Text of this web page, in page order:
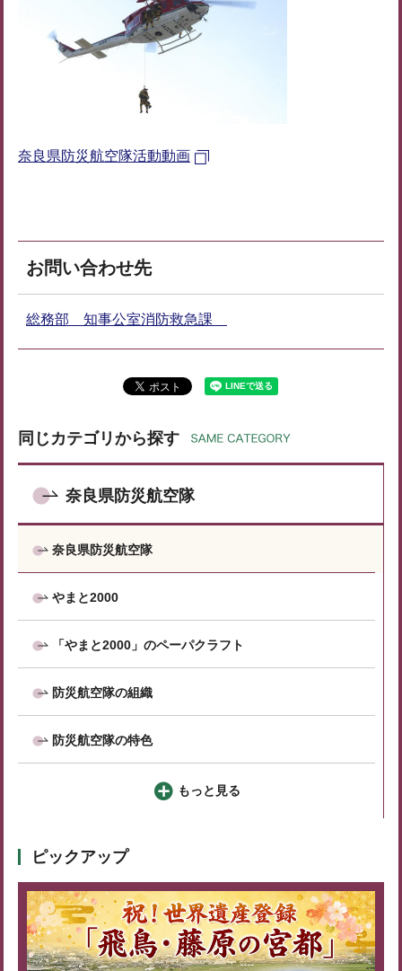
奈良県防災航空隊活動動画
お問い合わせ先
総務部 知事公室消防救急課
同じカテゴリから探す
奈良県防災航空隊
奈良県防災航空隊
やまと2000
「やまと2000」のペーパクラフト
防災航空隊の組織
防災航空隊の特色
もっと見る
ピックアップ